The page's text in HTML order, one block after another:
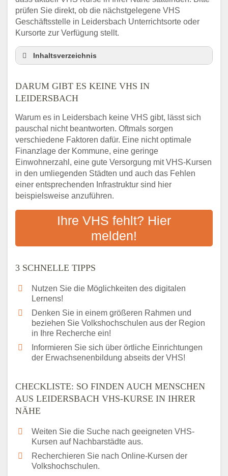
prüfen Sie direkt, ob die nächstgelegene VHS
Geschäftsstelle in Leidersbach Unterrichtsorte oder
Kursorte zur Verfügung stellt.
Inhaltsverzeichnis
3 schnelle Tipps
Checkliste: So finden auch Menschen aus
Abendschule in der Region rund um
Leidersbach
VHS steht für Erwachsenenbildung
Online-Kurse: Alternative Angebote zum
VHS-Kurs
Vor- und Nachteile von Online-Kursen
Checkliste: Darauf kommt es bei
Bildungsangeboten an
Das bundesweite Volkshochschulwesen
DARUM GIBT ES KEINE VHS IN
LEIDERSBACH
Warum es in Leidersbach keine VHS gibt, lässt sich
pauschal nicht beantworten. Oftmals sorgen
verschiedene Faktoren dafür. Eine nicht optimale
Finanzlage der Kommune, eine geringe
Einwohnerzahl, eine gute Versorgung mit VHS-Kursen
in den umliegenden Städten und auch das Fehlen
einer entsprechenden Infrastruktur sind hier
beispielsweise anzuführen.
Ihre VHS fehlt? Hier
melden!
3 SCHNELLE TIPPS
Nutzen Sie die Möglichkeiten des digitalen
Lernens!
Denken Sie in einem größeren Rahmen und
beziehen Sie Volkshochschulen aus der Region
in Ihre Recherche ein!
Informieren Sie sich über örtliche Einrichtungen
der Erwachsenenbildung abseits der VHS!
CHECKLISTE: SO FINDEN AUCH MENSCHEN
AUS LEIDERSBACH VHS-KURSE IN IHRER
NÄHE
Weiten Sie die Suche nach geeigneten VHS-
Kursen auf Nachbarstädte aus.
Recherchieren Sie nach Online-Kursen der
Volkshochschulen.